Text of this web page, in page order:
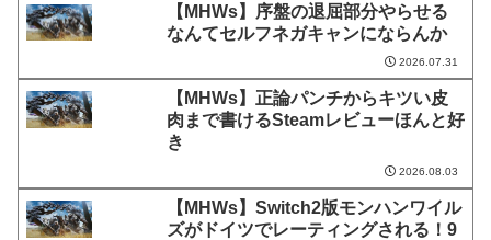
【MHWs】序盤の退屈部分やらせる
なんてセルフネガキャンにならんか
2026.07.31
【MHWs】正論パンチからキツい皮
肉まで書けるSteamレビューほんと好
き
2026.08.03
【MHWs】Switch2版モンハンワイル
ズがドイツでレーティングされる！9